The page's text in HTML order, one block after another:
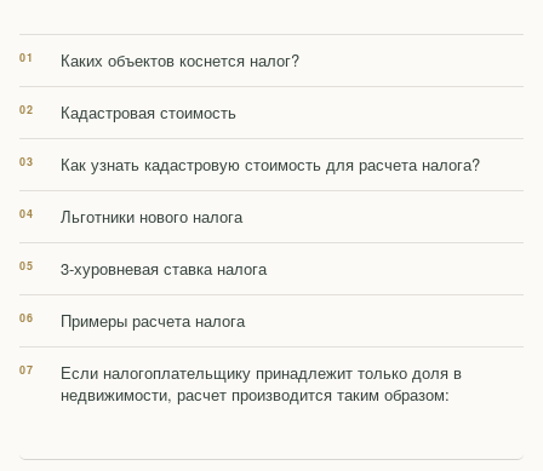
Каких объектов коснется налог?
Кадастровая стоимость
Как узнать кадастровую стоимость для расчета налога?
Льготники нового налога
3-хуровневая ставка налога
Примеры расчета налога
Если налогоплательщику принадлежит только доля в
недвижимости, расчет производится таким образом: